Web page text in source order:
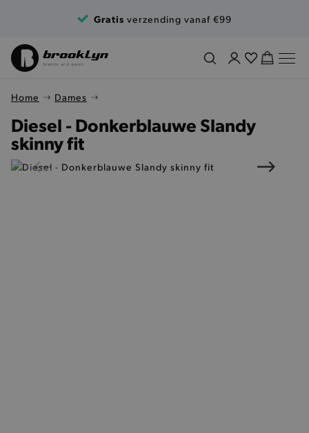
Gratis verzending vanaf €99
Home Dames
Diesel - Donkerblauwe Slandy
skinny fit